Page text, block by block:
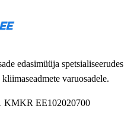
edasimüüja spetsialiseerudes
varuosadele.
KMKR EE102020700